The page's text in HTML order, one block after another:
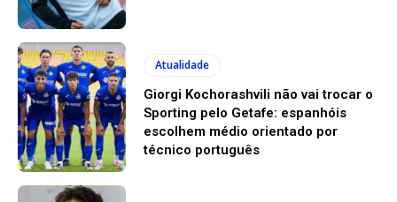
Atualidade
Giorgi Kochorashvili não vai trocar o
Sporting pelo Getafe: espanhóis
escolhem médio orientado por
técnico português